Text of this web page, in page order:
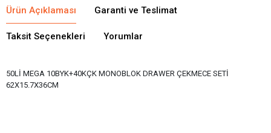
Ürün Açıklaması Garanti ve Teslimat
Taksit Seçenekleri Yorumlar
50Lİ MEGA 10BYK+40KÇK MONOBLOK DRAWER ÇEKMECE SETİ
62X15.7X36CM